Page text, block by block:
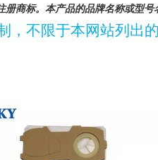
商标。本产品的品牌名称或型号
，不限于本网站列出的